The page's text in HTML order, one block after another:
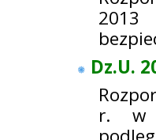
2013
Dz.U.
r. w